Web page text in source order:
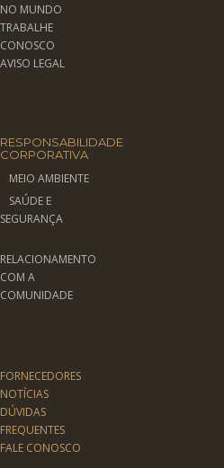
NO MUNDO
TRABALHE
CONOSCO
AVISO LEGAL
RESPONSABILIDADE
CORPORATIVA
MEIO AMBIENTE
SAÚDE E
SEGURANÇA
RELACIONAMENTO
COM A
COMUNIDADE
FORNECEDORES
NOTÍCIAS
DÚVIDAS
FREQUENTES
FALE CONOSCO